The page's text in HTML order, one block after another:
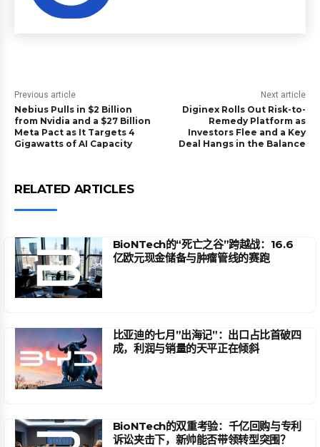
Previous article
Nebius Pulls in $2 Billion
from Nvidia and a $27 Billion
Meta Pact as It Targets 4
Gigawatts of AI Capacity
Next article
Diginex Rolls Out Risk-to-
Remedy Platform as
Investors Flee and a Key
Deal Hangs in the Balance
RELATED ARTICLES
BioNTech的“死亡之谷”跨越战：16.6
亿欧元现金储备与肿瘤管线的赛跑
比亚迪的七月”出海记”：出口占比首破四
成，利润与销量的天平正在倾斜
BioNTech的双重考验：千亿回购与专利
诉讼夹击下，新帅能否带领转型突围？